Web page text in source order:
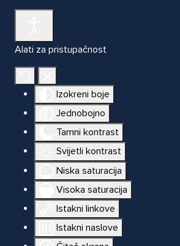
Alati za pristupačnost
Izokreni boje
Jednobojno
Tamni kontrast
Svijetli kontrast
Niska saturacija
Visoka saturacija
Istakni linkove
Istakni naslove